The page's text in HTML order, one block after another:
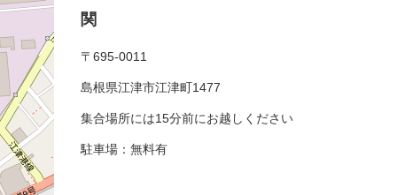
関
〒695-0011
島根県江津市江津町1477
集合場所には15分前にお越しください
駐車場：無料有